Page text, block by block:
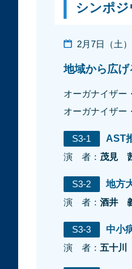
シンポ
2月7日（土
地域から広
オーガナイザー
オーガナイザー
S3-1
AST
演 者： 茂見
S3-2
地方
演 者： 酒井
S3-3
中小
演 者： 五十